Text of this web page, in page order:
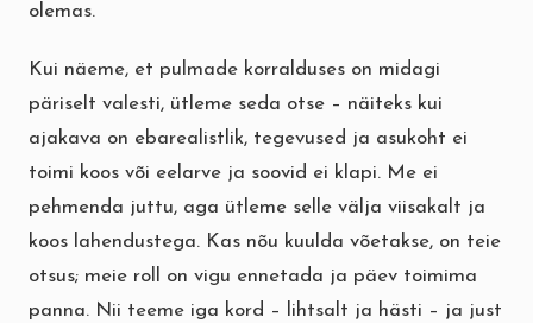
olemas.
Kui näeme, et pulmade korralduses on midagi
päriselt valesti, ütleme seda otse – näiteks kui
ajakava on ebarealistlik, tegevused ja asukoht ei
toimi koos või eelarve ja soovid ei klapi. Me ei
pehmenda juttu, aga ütleme selle välja viisakalt ja
koos lahendustega. Kas nõu kuulda võetakse, on teie
otsus; meie roll on vigu ennetada ja päev toimima
panna. Nii teeme iga kord – lihtsalt ja hästi – ja just